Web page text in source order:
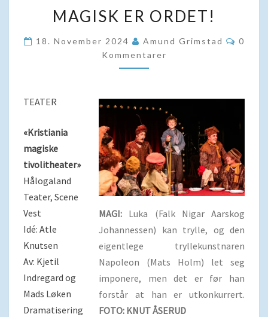
ER
ORDET!
MAGISK ER ORDET!
18. November 2024 Amund Grimstad
0
Kommentarer
MAGI: Luka (Falk Nigar Aarskog
Johannessen) kan trylle, og den
eigentlege tryllekunstnaren
Napoleon (Mats Holm) let seg
imponere, men det er før han
forstår at han er utkonkurrert.
FOTO: KNUT ÅSERUD
TEATER
«Kristiania
magiske
tivolitheater»
Hålogaland
Teater, Scene
Vest
Idé: Atle
Knutsen
Av: Kjetil
Indregard og
Mads Løken
Dramatisering